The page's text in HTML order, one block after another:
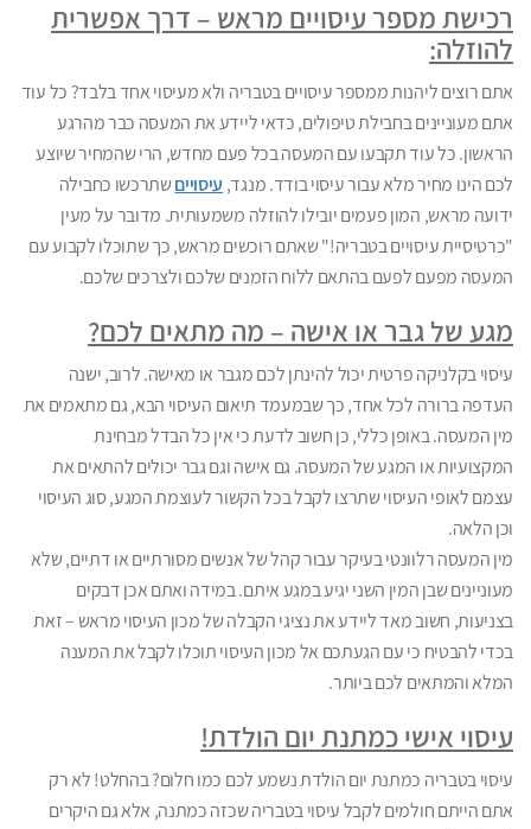
רכישת מספר עיסויים מראש – דרך אפשרית
להוזלה:
אתם רוצים ליהנות ממספר עיסויים בטבריה ולא מעיסוי אחד בלבד? כל עוד
אתם מעוניינים בחבילת טיפולים, כדאי ליידע את המעסה כבר מהרגע
הראשון. כל עוד תקבעו עם המעסה בכל פעם מחדש, הרי שהמחיר שיוצע
לכם הינו מחיר מלא עבור עיסוי בודד. מנגד, עיסוייםשתרכשו כחבילה
ידועה מראש, המון פעמים יובילו להוזלה משמעותית. מדובר על מעין
"כרטיסיית עיסויים בטבריה!" שאתם רוכשים מראש, כך שתוכלו לקבוע עם
המעסה מפעם לפעם בהתאם ללוח הזמנים שלכם ולצרכים שלכם.
מגע של גבר או אישה – מה מתאים לכם?
עיסוי בקלניקה פרטית יכול להינתן לכם מגבר או מאישה. לרוב, ישנה
העדפה ברורה לכל אחד, כך שבמעמד תיאום העיסוי הבא, גם מתאמים את
מין המעסה. באופן כללי, כן חשוב לדעת כי אין כל הבדל מבחינת
המקצועיות או המגע של המעסה. גם אישה וגם גבר יכולים להתאים את
עצמם לאופי העיסוי שתרצו לקבל בכל הקשור לעוצמת המגע, סוג העיסוי
וכן הלאה.
מין המעסה רלוונטי בעיקר עבור קהל של אנשים מסורתיים או דתיים, שלא
מעוניינים שבן המין השני יגיע במגע איתם. במידה ואתם אכן דבקים
בצניעות, חשוב מאד ליידע את נציגי הקבלה של מכון העיסוי מראש – זאת
בכדי להבטיח כי עם הגעתכם אל מכון העיסוי תוכלו לקבל את המענה
המלא והמתאים לכם ביותר.
עיסוי אישי כמתנת יום הולדת!
עיסוי בטבריה כמתנת יום הולדת נשמע לכם כמו חלום? בהחלט! לא רק
אתם הייתם חולמים לקבל עיסוי בטבריה שכזה כמתנה, אלא גם היקרים